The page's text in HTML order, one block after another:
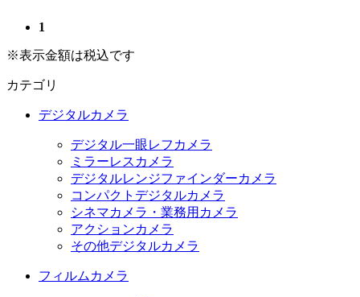
1
※表示金額は税込です
カテゴリ
デジタルカメラ
デジタル一眼レフカメラ
ミラーレスカメラ
デジタルレンジファインダーカメラ
コンパクトデジタルカメラ
シネマカメラ・業務用カメラ
アクションカメラ
その他デジタルカメラ
フィルムカメラ